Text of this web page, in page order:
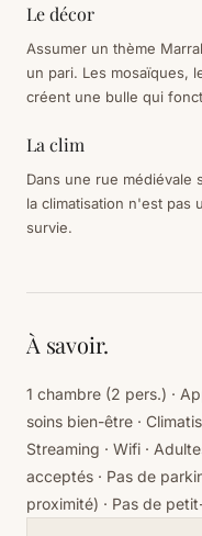
Le décor
Assumer un thème
un pari. Les mosaïques,
créent une bulle qui
La clim
Dans une rue médiévale
la climatisation n'est
survie.
À savoir.
1 chambre (2 pers.) ·
soins bien-être ·
Streaming · Wifi ·
acceptés · Pas de
proximité) · Pas de